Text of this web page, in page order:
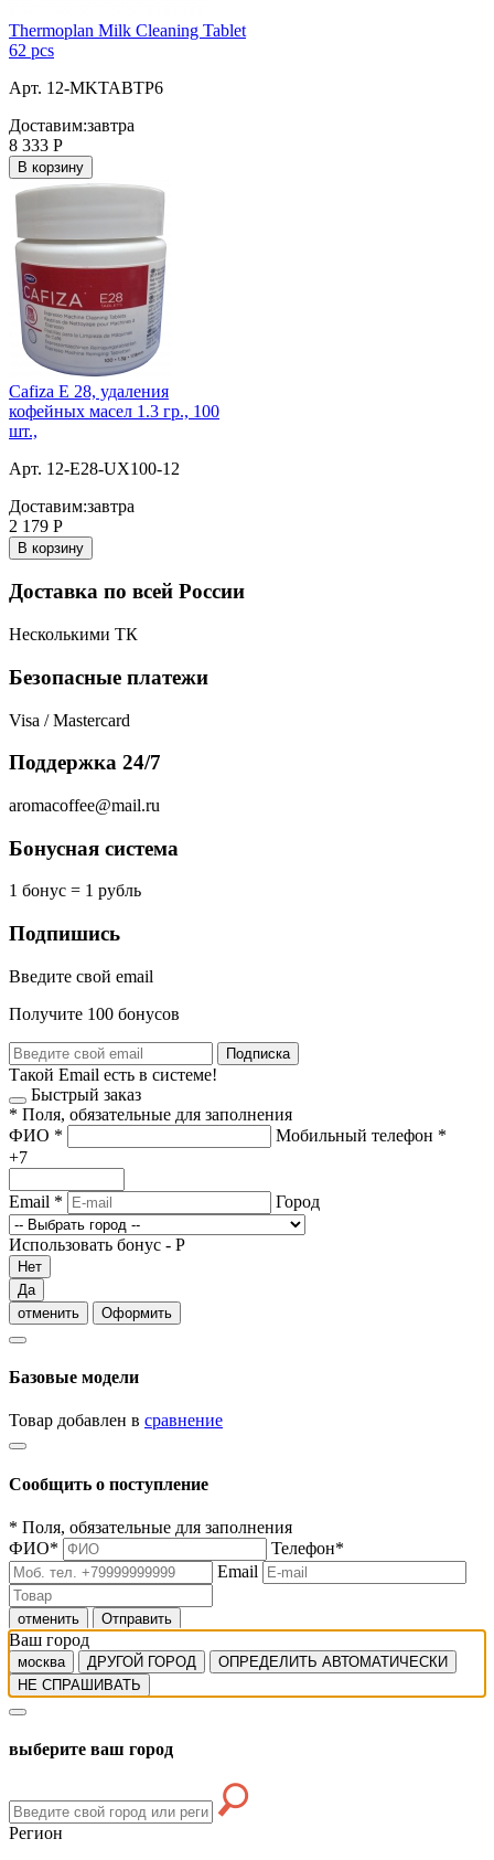
Thermoplan Milk Cleaning Tablet
62 pcs
Арт. 12-MKTABTP6
Доставим:завтра
8 333 Р
В корзину
Cafiza E 28, удаления
кофейных масел 1.3 гр., 100
шт.,
Арт. 12-E28-UX100-12
Доставим:завтра
2 179 Р
В корзину
Доставка по всей России
Несколькими ТК
Безопасные платежи
Visa / Mastercard
Поддержка 24/7
aromacoffee@mail.ru
Бонусная система
1 бонус = 1 рубль
Подпишись
Введите свой email
Получите 100 бонусов
Подписка
Такой Email есть в системе!
Быстрый заказ
* Поля, обязательные для заполнения
ФИО * Мобильный телефон *
+7
Email * Город
Использовать бонус - Р
Нет
Да
отменить
Оформить
Базовые модели
Товар добавлен в сравнение
Сообщить о поступление
* Поля, обязательные для заполнения
ФИО* Телефон*
Email
отменить Отправить
Ваш город
москва ДРУГОЙ ГОРОД
ОПРЕДЕЛИТЬ АВТОМАТИЧЕСКИ
НЕ СПРАШИВАТЬ
выберите ваш город
Регион